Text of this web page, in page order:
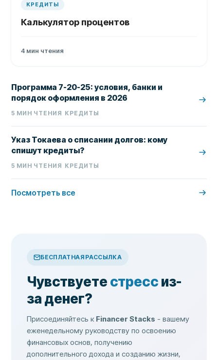
КРЕДИТЫ
Калькулятор процентов
4 мин чтения
Программа 7-20-25: условия, банки и
порядок оформления в 2026
5 МИН ЧТЕНИЯ КРЕДИТЫ
Указ Токаева о списании долгов: кому
спишут кредиты?
5 МИН ЧТЕНИЯ КРЕДИТЫ
Посмотреть все
БЕСПЛАТНАЯ РАССЫЛКА
Чувствуете стресс из-
за денег?
Присоединяйтесь к Financer Stacks - вашему
еженедельному руководству по освоению
финансовых основ, получению
дополнительного дохода и созданию жизни,